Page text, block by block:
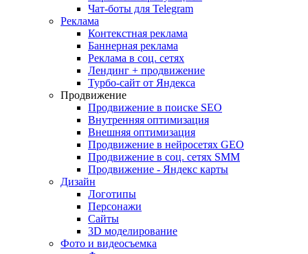
Чат-боты для Telegram
Реклама
Контекстная реклама
Баннерная реклама
Реклама в соц. сетях
Лендинг + продвижение
Турбо-сайт от Яндекса
Продвижение
Продвижение в поиске SEO
Внутренняя оптимизация
Внешняя оптимизация
Продвижение в нейросетях GEO
Продвижение в соц. сетях SMM
Продвижение - Яндекс карты
Дизайн
Логотипы
Персонажи
Сайты
3D моделирование
Фото и видеосъемка